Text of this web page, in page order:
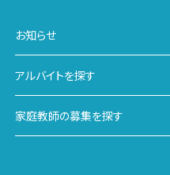
アルバイトを探す
家庭教師の募集を探す
お知らせ